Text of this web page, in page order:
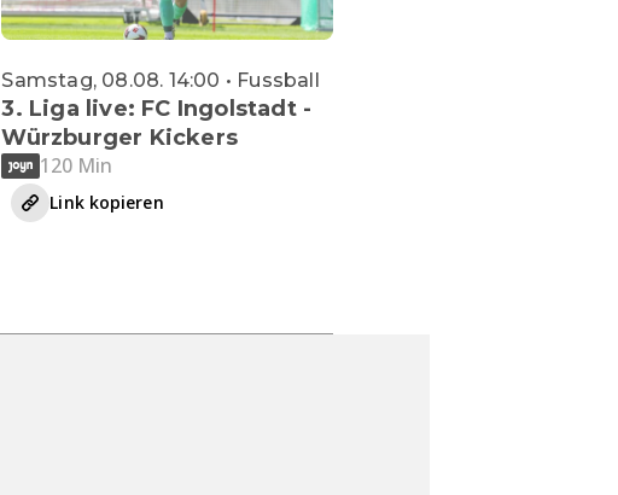
Samstag, 08.08. 14:00 • Fussball
3. Liga live: FC Ingolstadt -
Würzburger Kickers
120 Min
Link kopieren